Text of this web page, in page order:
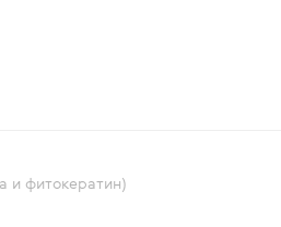
и фитокератин)